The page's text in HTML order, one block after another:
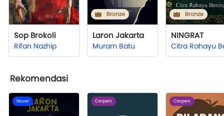
Sop Brokoli
Rifan Nazhip
Bronze
Laron Jakarta
Muram Batu
Bronze
NINGRAT
Rekomendasi
Novel Cerpen Cerpen